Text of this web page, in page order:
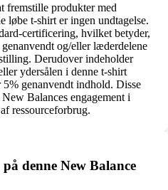
fremstille produkter med
løbe t-shirt er ingen undtagelse.
certificering, hvilket betyder,
og/eller læderdelene
Derudover indeholder
ydersålen i denne t-shirt
genanvendt indhold. Disse
Balances engagement i
ressourceforbrug.
denne New Balance